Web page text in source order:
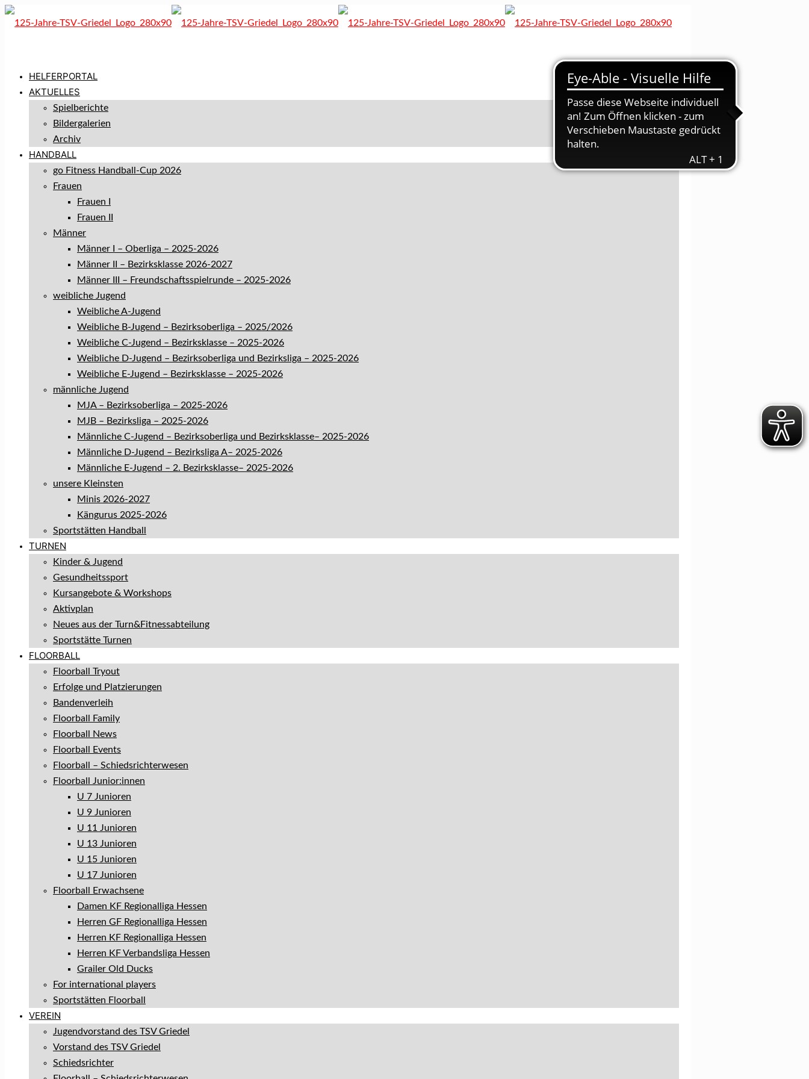
HELFERPORTAL
AKTUELLES
Spielberichte
Bildergalerien
Archiv
HANDBALL
go Fitness Handball-Cup 2026
Frauen
Frauen I
Frauen II
Männer
Männer I – Oberliga – 2025-2026
Männer II – Bezirksklasse 2026-2027
Männer III – Freundschaftsspielrunde – 2025-2026
weibliche Jugend
Weibliche A-Jugend
Weibliche B-Jugend – Bezirksoberliga – 2025/2026
Weibliche C-Jugend – Bezirksklasse – 2025-2026
Weibliche D-Jugend – Bezirksoberliga und Bezirksliga – 2025-2026
Weibliche E-Jugend – Bezirksklasse – 2025-2026
männliche Jugend
MJA – Bezirksoberliga – 2025-2026
MJB – Bezirksliga – 2025-2026
Männliche C-Jugend – Bezirksoberliga und Bezirksklasse– 2025-2026
Männliche D-Jugend – Bezirksliga A– 2025-2026
Männliche E-Jugend – 2. Bezirksklasse– 2025-2026
unsere Kleinsten
Minis 2026-2027
Kängurus 2025-2026
Sportstätten Handball
TURNEN
Kinder & Jugend
Gesundheitssport
Kursangebote & Workshops
Aktivplan
Neues aus der Turn&Fitnessabteilung
Sportstätte Turnen
FLOORBALL
Floorball Tryout
Erfolge und Platzierungen
Bandenverleih
Floorball Family
Floorball News
Floorball Events
Floorball – Schiedsrichterwesen
Floorball Junior:innen
U 7 Junioren
U 9 Junioren
U 11 Junioren
U 13 Junioren
U 15 Junioren
U 17 Junioren
Floorball Erwachsene
Damen KF Regionalliga Hessen
Herren GF Regionalliga Hessen
Herren KF Regionalliga Hessen
Herren KF Verbandsliga Hessen
Grailer Old Ducks
For international players
Sportstätten Floorball
VEREIN
Jugendvorstand des TSV Griedel
Vorstand des TSV Griedel
Schiedsrichter